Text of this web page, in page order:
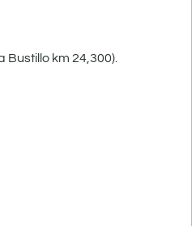
Bustillo km 24,300).